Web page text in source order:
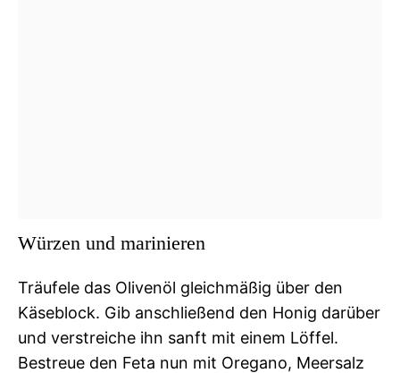
Würzen und marinieren
Träufele das Olivenöl gleichmäßig über den
Käseblock. Gib anschließend den Honig darüber
und verstreiche ihn sanft mit einem Löffel.
Bestreue den Feta nun mit Oregano, Meersalz